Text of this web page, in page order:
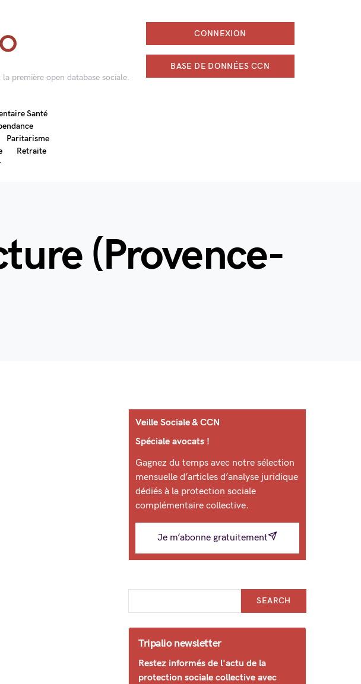
première open database sociale.
CONNEXION
BASE DE DONNÉES CCN
Santé
Paritarisme
Retraite
(Provence-
Veille Sociale & CCN
Spéciale avocats !
Gagnez du temps avec notre sélection
mensuelle d’articles d’analyse juridique
dédiés à la protection sociale
complémentaire collective.
Je m’abonne gratuitement
SEARCH
Tripalio newsletter
Restez informés de l'actu de la
protection sociale collective avec